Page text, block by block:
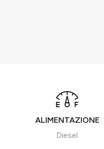
ALIMENTAZIONE
Diesel